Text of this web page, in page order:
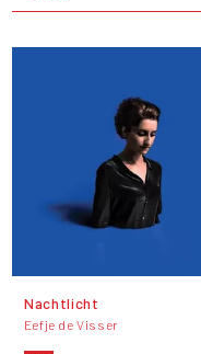
Nachtlicht
Eefje de Visser